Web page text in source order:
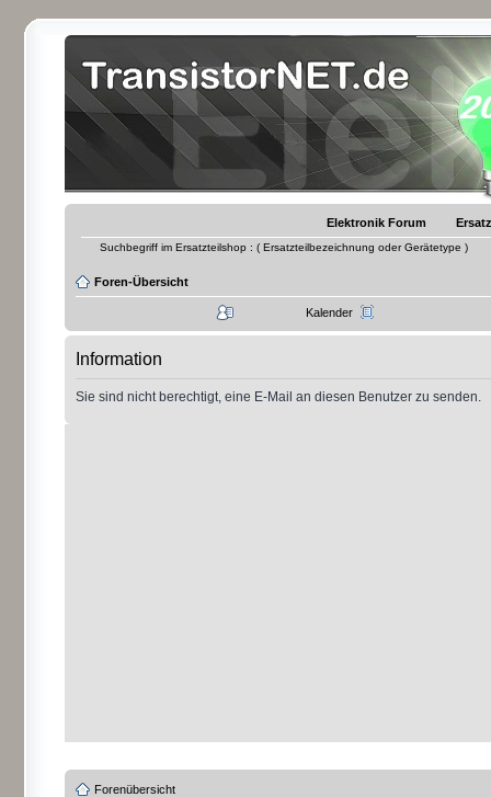
Elektronik Forum
Suchbegriff im Ersatzteilshop : ( Ersatzteilbezeichnung oder Gerätetype )
Foren-Übersicht
Kalender
Information
Sie sind nicht berechtigt, eine E-Mail an diesen Benutzer zu senden.
Forenübersicht